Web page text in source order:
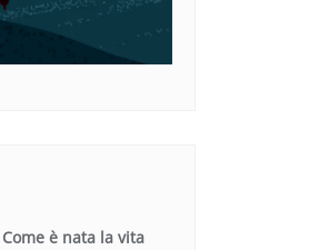
è nata la vita